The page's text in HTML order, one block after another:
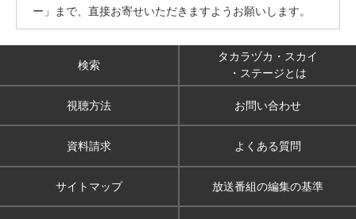
ー」まで、直接お寄せいただきますようお願いします。
検索
タカラヅカ・スカイ
・ステージとは
視聴方法 お問い合わせ
資料請求 よくある質問
サイトマップ 放送番組の編集の基準